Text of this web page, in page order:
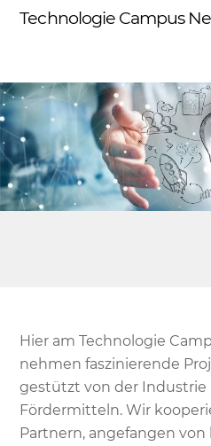
SkipTechnologie Campus
Hier am Technologie
nehmen faszinierende
gestützt von der
Fördermitteln. Wir
Partnern, angefangen von